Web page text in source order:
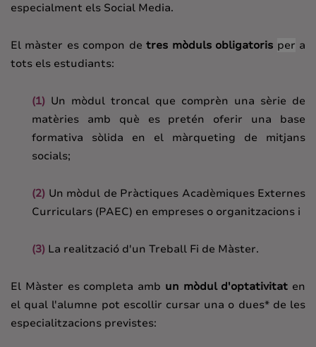
especialment els Social Media.
El màster es compon detres mòduls obligatoris per a
tots els estudiants:
(1) Un mòdul troncal que comprèn una sèrie de
matèries amb què es pretén oferir una base
formativa sòlida en el màrqueting de mitjans
socials;
(2) Un mòdul de Pràctiques Acadèmiques Externes
Curriculars (PAEC) en empreses o organitzacions i
(3) La realització d'un Treball Fi de Màster.
El Màster es completa amb un mòdul d'optativitat en
el qual l'alumne pot escollir cursar una o dues* de les
especialitzacions previstes: